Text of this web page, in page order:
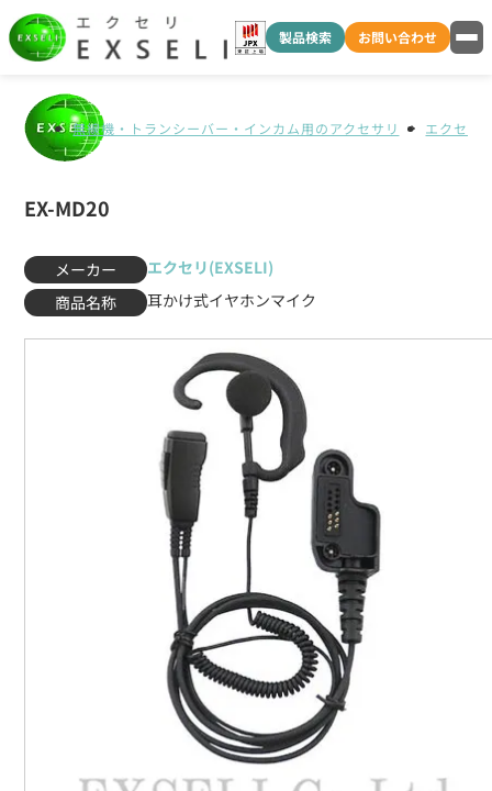
製品検索 お問い合わせ
無線機・トランシーバー・インカム用のアクセサリ エクセリ
EX-MD20
メーカー
エクセリ(EXSELI)
商品名称
耳かけ式イヤホンマイク